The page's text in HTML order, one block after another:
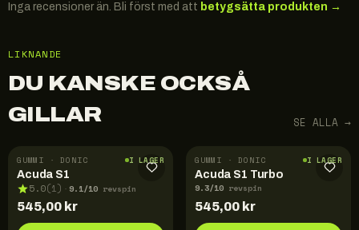
Inga recensioner än. Bli först med att betygsätta produkten →
LIKNANDE
DU KANSKE OCKSÅ
GILLAR
SE ALLA →
GUMMI · DONIC I LAGER
Acuda S1
5.0(1) · 9.1/10 revspin
545,00 kr
GUMMI · DONIC I LAGER
Acuda S1 Turbo
9.3/10 revspin
545,00 kr